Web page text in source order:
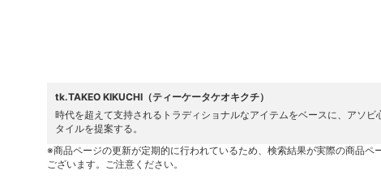
tk.TAKEO KIKUCHI（ティーケータケオキクチ）
時代を超えて支持されるトラディショナルなアイテムをベースに、アソ
タイルを提案する。
※商品ページの更新が定期的に行われているため、検索結果が実際の商品
ございます。ご注意ください。